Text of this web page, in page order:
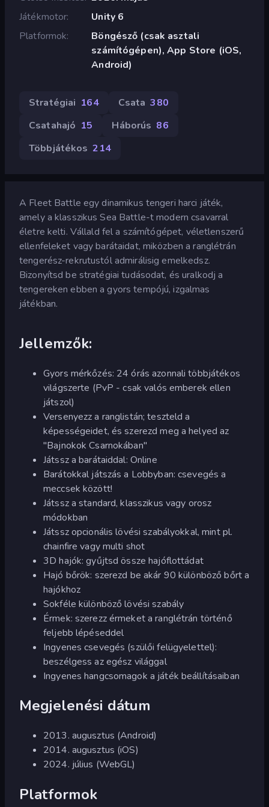
Játékmotor
Unity 6
Platformok
Böngésző (csak asztali
számítógépen), App Store (iOS,
Android)
Stratégiai 164 Csata 380
Csatahajó 15 Háborús 86
Többjátékos 214
A Fleet Battle egy dinamikus tengeri harci játék,
amely a klasszikus Sea Battle-t modern csavarral
életre kelti. Vállald fel a számítógépet, véletlenszerű
ellenfeleket vagy barátaidat, miközben a ranglétrán
tengerész-rekrutustól admirálisig emelkedsz.
Bizonyítsd be stratégiai tudásodat, és uralkodj a
tengereken ebben a gyors tempójú, izgalmas
játékban.
Jellemzők:
Gyors mérkőzés: 24 órás azonnali többjátékos
világszerte (PvP - csak valós emberek ellen
játszol)
Versenyezz a ranglistán; teszteld a
képességeidet, és szerezd meg a helyed az
"Bajnokok Csarnokában"
Játssz a barátaiddal: Online
Barátokkal játszás a Lobbyban: csevegés a
meccsek között!
Játssz a standard, klasszikus vagy orosz
módokban
Játssz opcionális lövési szabályokkal, mint pl.
chainfire vagy multi shot
3D hajók: gyűjtsd össze hajóflottádat
Hajó bőrök: szerezd be akár 90 különböző bőrt a
hajókhoz
Sokféle különböző lövési szabály
Érmek: szerezz érmeket a ranglétrán történő
feljebb lépéseddel
Ingyenes csevegés (szülői felügyelettel):
beszélgess az egész világgal
Ingyenes hangcsomagok a játék beállításaiban
Megjelenési dátum
2013. augusztus (Android)
2014. augusztus (iOS)
2024. július (WebGL)
Platformok